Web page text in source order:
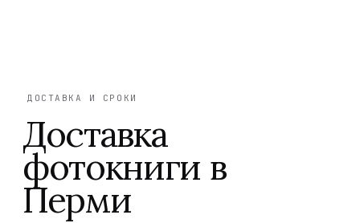
ДОСТАВКА И СРОКИ
Доставка
фотокниги в
Перми